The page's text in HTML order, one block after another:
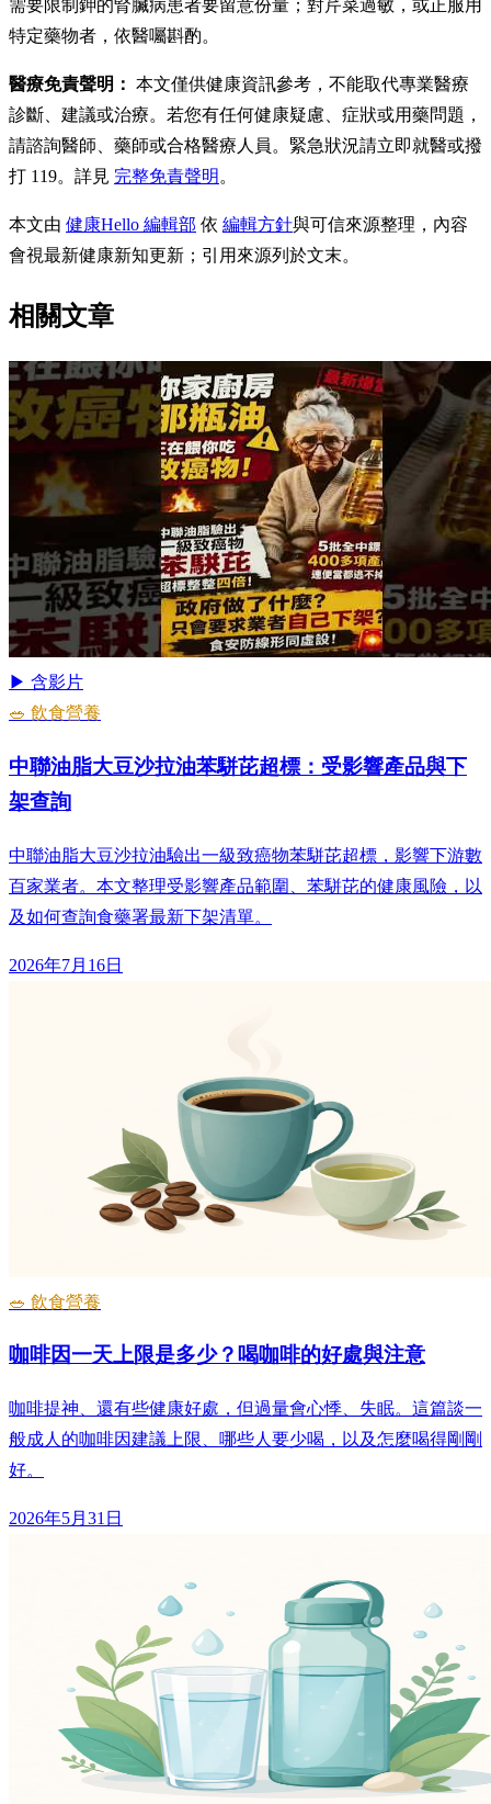
需要限制鉀的腎臟病患者要留意份量；對芹菜過敏，或正服用
特定藥物者，依醫囑斟酌。
醫療免責聲明： 本文僅供健康資訊參考，不能取代專業醫療
診斷、建議或治療。若您有任何健康疑慮、症狀或用藥問題，
請諮詢醫師、藥師或合格醫療人員。緊急狀況請立即就醫或撥
打 119。詳見 完整免責聲明。
本文由 健康Hello 編輯部 依 編輯方針與可信來源整理，內容
會視最新健康新知更新；引用來源列於文末。
相關文章
▶ 含影片
🥗 飲食營養
中聯油脂大豆沙拉油苯駢芘超標：受影響產品與下
架查詢
中聯油脂大豆沙拉油驗出一級致癌物苯駢芘超標，影響下游數
百家業者。本文整理受影響產品範圍、苯駢芘的健康風險，以
及如何查詢食藥署最新下架清單。
2026年7月16日
🥗 飲食營養
咖啡因一天上限是多少？喝咖啡的好處與注意
咖啡提神、還有些健康好處，但過量會心悸、失眠。這篇談一
般成人的咖啡因建議上限、哪些人要少喝，以及怎麼喝得剛剛
好。
2026年5月31日